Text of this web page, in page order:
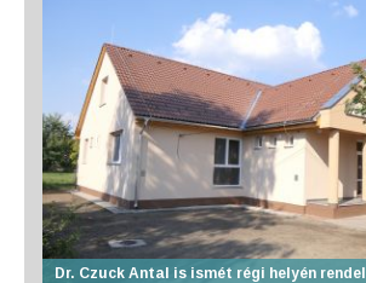
Dr. Czuck Antal is ismét régi helyén rendel